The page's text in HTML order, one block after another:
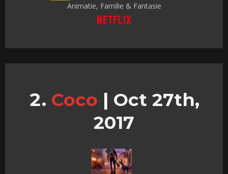
Animatie, Familie & Fantasie
Coco | Oct 27th,
2017